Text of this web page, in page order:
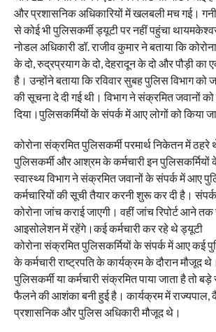
और प्रशासनिक अधिकारियों में खलबली मच गई।
से कोई भी पुलिसकर्मी ड्यूटी पर नहीं पहुंचा
नोडल अधिकारी डॉ. राजीव कुमार ने बताया कि
के दो, रुद्रप्रयाग के दो, देहरादून के दो और पौड़ी का
है। उन्होंने बताया कि रविवार सुबह पुलिस विभाग को
की सूचना दे दी गई थी। विभाग ने संक्रमित जवानों
दिया।पुलिसकर्मियों के संपर्क में आए लोगों को किया
कोरोना संक्रमित पुलिसकर्मी परमार्थ निकेतन में
पुलिसकर्मी और आश्रम के कर्मचारी इन
स्वास्थ्य विभाग ने संक्रमित जवानों के संपर्क में आए
कर्मचारियों की सूची तैयार करनी शुरू कर दी है।
कोरोना जांच कराई जाएगी। वहीं जांच रिपोर्ट आने
आइसोलेशन में रहेंगे।कई कर्मचारी कर रहे थे ड्यूटी
कोरोना संक्रमित पुलिसकर्मियों के संपर्क में आए कई
के कर्मचारी राष्ट्रपति के कार्यक्रम के दौरान मौजूद
पुलिसकर्मी या कर्मचारी संक्रमित पाया जाता है तो
फैलने की आशंका बनी हुई है। कार्यक्रम में राज्यपाल,
प्रशासनिक और पुलिस अधिकारी मौजूद थे।